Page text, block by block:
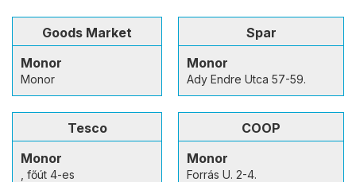
Goods Market
Monor
Monor
Spar
Monor
Ady Endre Utca 57-59.
Tesco
Monor
, főút 4-es
COOP
Monor
Forrás U. 2-4.